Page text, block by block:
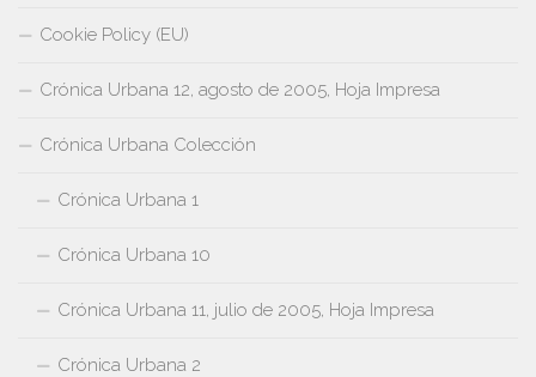
Cookie Policy (EU)
Crónica Urbana 12, agosto de 2005, Hoja Impresa
Crónica Urbana Colección
Crónica Urbana 1
Crónica Urbana 10
Crónica Urbana 11, julio de 2005, Hoja Impresa
Crónica Urbana 2